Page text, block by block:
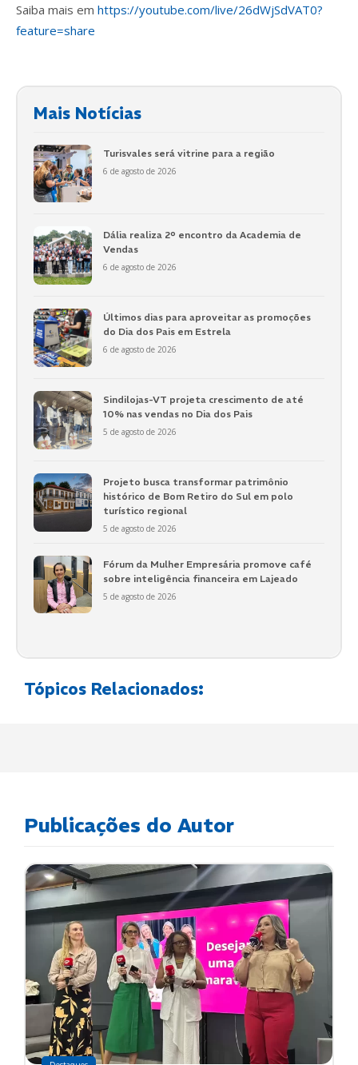
Saiba mais em https://youtube.com/live/26dWjSdVAT0?
feature=share
Mais Notícias
Turisvales será vitrine para a região
6 de agosto de 2026
Dália realiza 2º encontro da Academia de
Vendas
6 de agosto de 2026
Últimos dias para aproveitar as promoções
do Dia dos Pais em Estrela
6 de agosto de 2026
Sindilojas-VT projeta crescimento de até
10% nas vendas no Dia dos Pais
5 de agosto de 2026
Projeto busca transformar patrimônio
histórico de Bom Retiro do Sul em polo
turístico regional
5 de agosto de 2026
Fórum da Mulher Empresária promove café
sobre inteligência financeira em Lajeado
5 de agosto de 2026
Tópicos Relacionados:
Publicações do Autor